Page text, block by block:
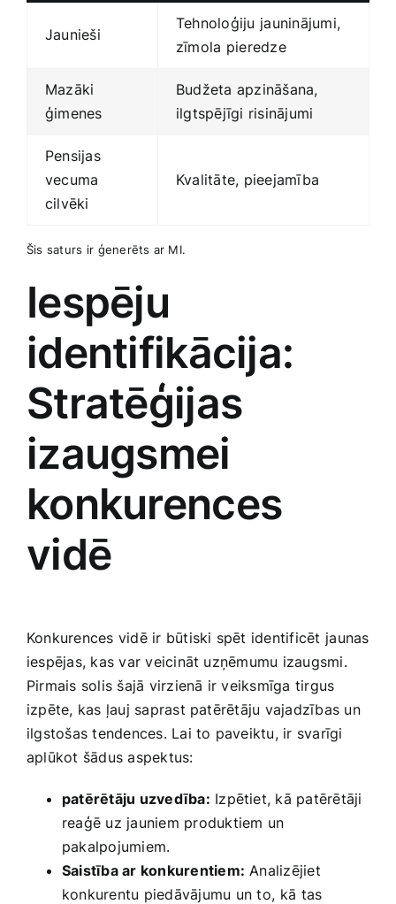
Jaunieši
Tehnoloģiju ⁣jauninājumi,
zīmola ⁤pieredze
Mazāki
ģimenes
Budžeta apzināšana,
ilgtspējīgi‌ risinājumi
Pensijas
vecuma ​
cilvēki
Kvalitāte, pieejamība
Šis saturs ir⁢ ģenerēts ar MI.
Iespēju
identifikācija:
Stratēģijas
izaugsmei
konkurences
vidē
Konkurences vidē ir būtiski‍ spēt identificēt ⁤jaunas
iespējas, kas var veicināt uzņēmumu izaugsmi.
Pirmais solis šajā‌ virzienā ir veiksmīga tirgus
izpēte, kas‌ ļauj saprast patērētāju vajadzības un
ilgstošas tendences. Lai to ​paveiktu, ir svarīgi​
aplūkot šādus aspektus:
patērētāju uzvedība: Izpētiet, kā patērētāji
reaģē uz jauniem produktiem un
pakalpojumiem.
Saistība ar konkurentiem: Analizējiet
konkurentu​ piedāvājumu un ⁣to, ⁣kā⁣ tas